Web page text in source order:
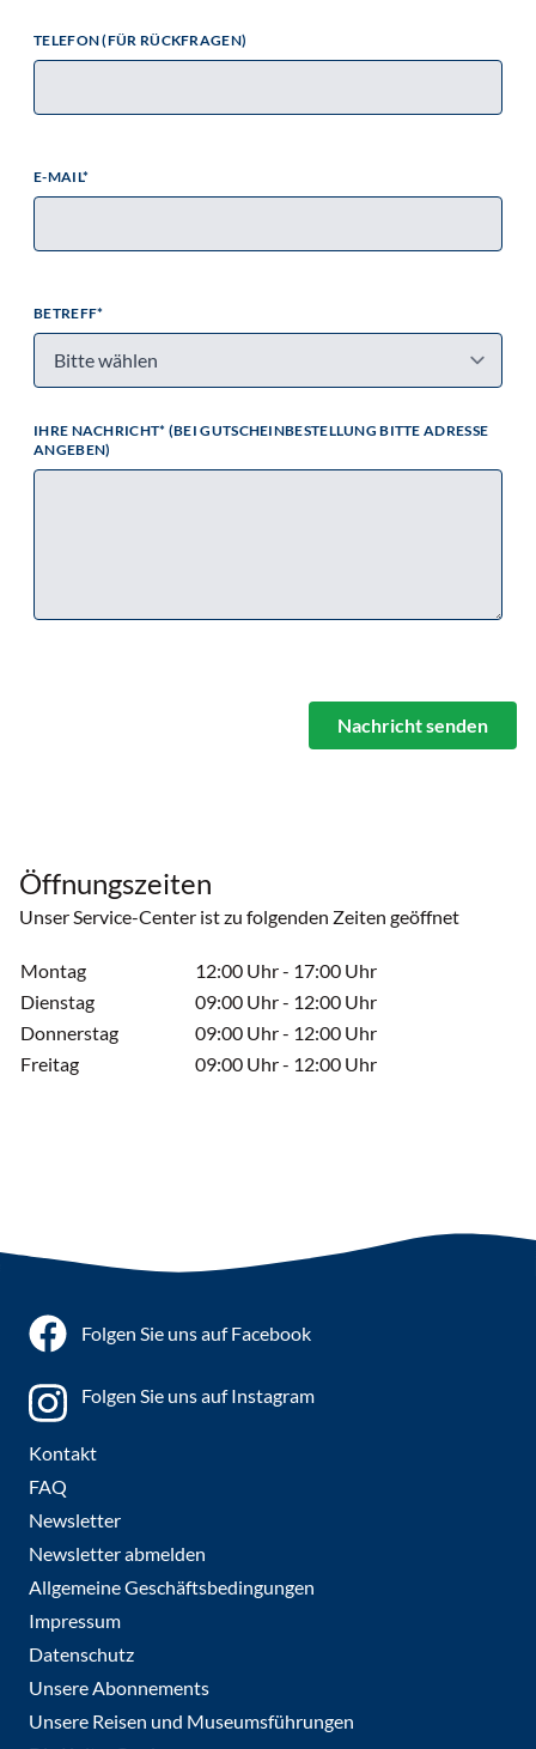
TELEFON (FÜR RÜCKFRAGEN)
E-MAIL*
BETREFF*
IHRE NACHRICHT* (BEI GUTSCHEINBESTELLUNG BITTE ADRESSE
ANGEBEN)
Nachricht senden
Öffnungszeiten
Unser Service-Center ist zu folgenden Zeiten geöffnet
Montag
12:00 Uhr - 17:00 Uhr
Dienstag
09:00 Uhr - 12:00 Uhr
Donnerstag
09:00 Uhr - 12:00 Uhr
Freitag
09:00 Uhr - 12:00 Uhr
Folgen Sie uns auf Facebook
Folgen Sie uns auf Instagram
Kontakt
FAQ
Newsletter
Newsletter abmelden
Allgemeine Geschäftsbedingungen
Impressum
Datenschutz
Unsere Abonnements
Unsere Reisen und Museumsführungen